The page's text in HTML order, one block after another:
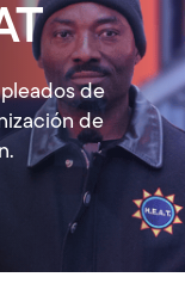
de
de